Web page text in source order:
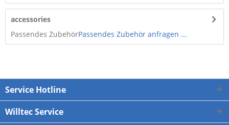
accessories
Passendes ZubehörPassendes Zubehör anfragen ...
Service Hotline
Willtec Service